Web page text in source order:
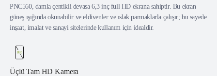
PNC560, damla çentikli devasa 6,3 inç full HD ekrana sahiptir. Bu ekran
güneş ışığında okunabilir ve eldivenler ve ıslak parmaklarla çalışır; bu sayede
inşaat, imalat ve sanayi sitelerinde kullanım için idealdir.
Üçlü Tam HD Kamera